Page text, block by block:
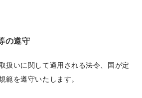
の遵守
扱いに関して適用される法令、国が定
範を遵守いたします。